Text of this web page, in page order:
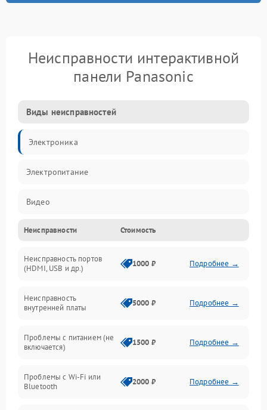
Неисправности интерактивной
панели Panasonic
Виды неисправностей
Электроника
Электропитание
Видео
Сенсор
Сенсорный экран
Экран
Аудиосистема
Неисправности Стоимость
Неисправность портов
(HDMI, USB и др.)
1000 ₽ Подробнее →
Неисправность
внутренней платы
5000 ₽ Подробнее →
Проблемы с питанием (не
включается)
1500 ₽ Подробнее →
Проблемы с Wi-Fi или
Bluetooth
2000 ₽ Подробнее →